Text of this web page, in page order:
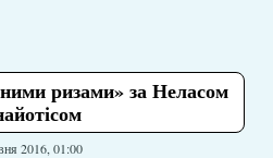
ризами» за Неласом
2016, 01:00